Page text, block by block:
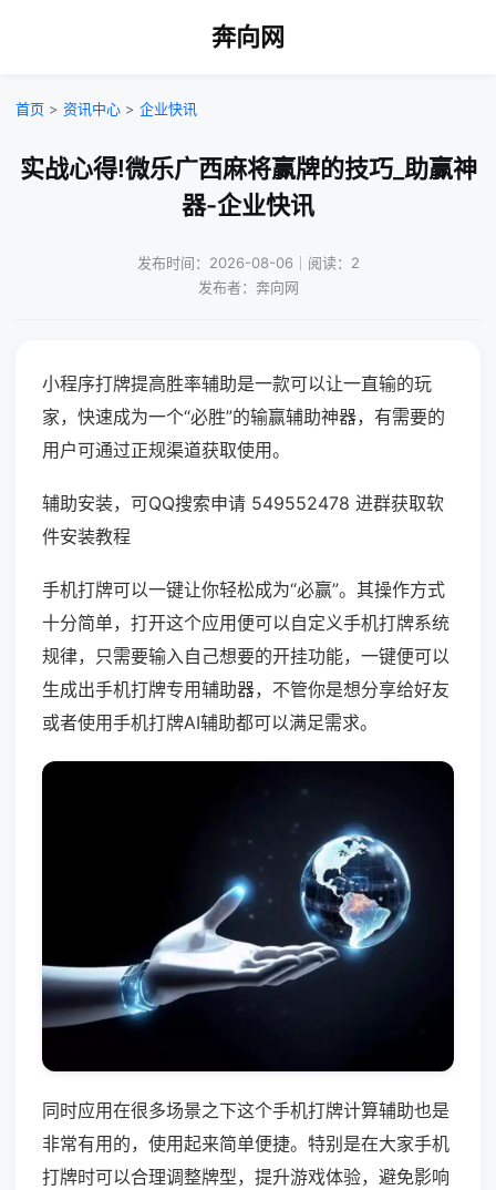
奔向网
首页 > 资讯中心 > 企业快讯
实战心得!微乐广西麻将赢牌的技巧_助赢神
器-企业快讯
发布时间：2026-08-06｜阅读：2
发布者：奔向网
小程序打牌提高胜率辅助是一款可以让一直输的玩
家，快速成为一个“必胜”的输赢辅助神器，有需要的
用户可通过正规渠道获取使用。
辅助安装，可QQ搜索申请 549552478 进群获取软
件安装教程
手机打牌可以一键让你轻松成为“必赢”。其操作方式
十分简单，打开这个应用便可以自定义手机打牌系统
规律，只需要输入自己想要的开挂功能，一键便可以
生成出手机打牌专用辅助器，不管你是想分享给好友
或者使用手机打牌AI辅助都可以满足需求。
同时应用在很多场景之下这个手机打牌计算辅助也是
非常有用的，使用起来简单便捷。特别是在大家手机
打牌时可以合理调整牌型，提升游戏体验，避免影响